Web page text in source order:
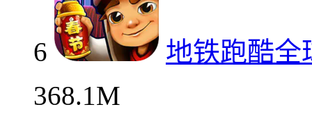
6
地铁跑酷全
368.1M